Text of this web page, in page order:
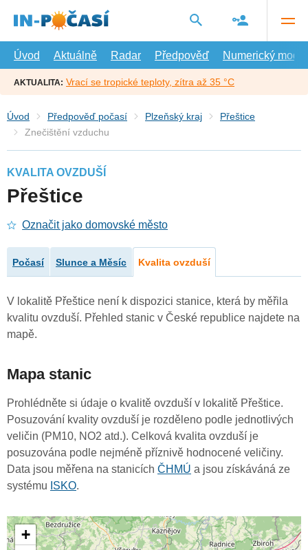
hlavní
Úvod
Aktuálně Radar Předpověď Numerický model
AKTUALITA: Vrací se tropické teploty, zítra až 35 °C
Úvod Předpověď počasí Plzeňský kraj
Přeštice
Znečištění vzduchu
KVALITA OVZDUŠÍ
Přeštice
Označit jako domovské město
Počasí Slunce a Měsíc Kvalita ovzduší
V lokalitě Přeštice není k dispozici stanice, která by měřila
kvalitu ovzduší. Přehled stanic v České republice najdete na
mapě.
Mapa stanic
Prohlédněte si údaje o kvalitě ovzduší v lokalitě Přeštice.
Posuzování kvality ovzduší je rozděleno podle jednotlivých
veličin (PM10, NO2 atd.). Celková kvalita ovzduší je
posuzována podle nejméně příznivě hodnocené veličiny.
Data jsou měřena na stanicích ČHMÚ a jsou získáváná ze
systému ISKO.
+